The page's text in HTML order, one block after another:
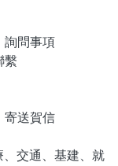
詢問事項
繫
寄送賀信
交通、基建、就